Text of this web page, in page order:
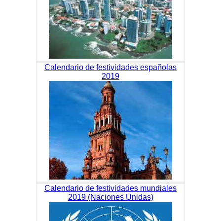
Calendario de festividades españolas
2019
Calendario de festividades mundiales
2019 (Naciones Unidas)